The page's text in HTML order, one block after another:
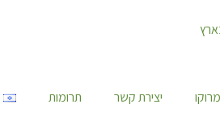
יצירת קשר תרומות